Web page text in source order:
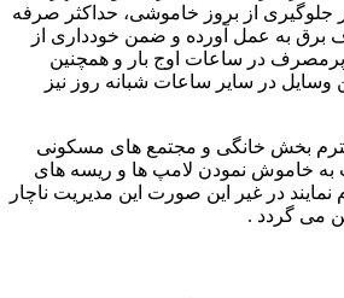
جلوگیری از بروز خاموشی، حداکثر صرفه
به عمل آورده و ضمن خودداری از
پرمصرف در ساعات اوج بار و همچنین
در سایر ساعات شبانه روز نیز
بخش خانگی و مجتمع های مسکونی
خاموش نمودن لامپ ها و ریسه های
در غیر این صورت این مدیریت ناچار
می گردد .